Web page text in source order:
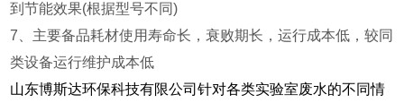
到节能效果(根据型号不同)
7、主要备品耗材使用寿命长，衰败期长，运行成本低，较同
类设备运行维护成本低
山东博斯达环保科技有限公司针对各类实验室废水的不同情